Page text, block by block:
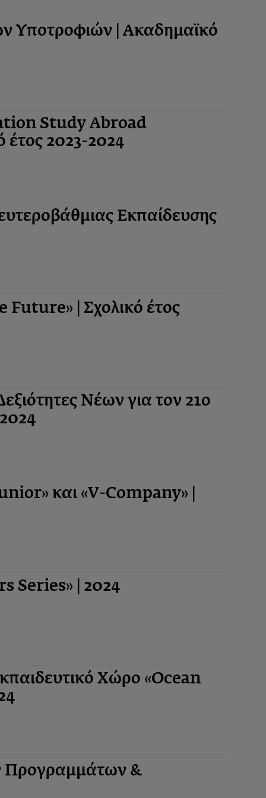
Υποτροφιών | Ακαδημαϊκό
Study Abroad
2023-2024
Εκπαίδευσης
| Σχολικό έτος
Νέων για τον 21ο
και «V-Company» |
Series» | 2024
Χώρο «Ocean
Προγραμμάτων &